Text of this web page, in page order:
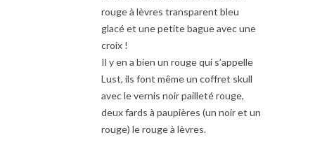
rouge à lèvres transparent bleu
glacé et une petite bague avec une
croix !
Il y en a bien un rouge qui s’appelle
Lust, ils font même un coffret skull
avec le vernis noir pailleté rouge,
deux fards à paupières (un noir et un
rouge) le rouge à lèvres.